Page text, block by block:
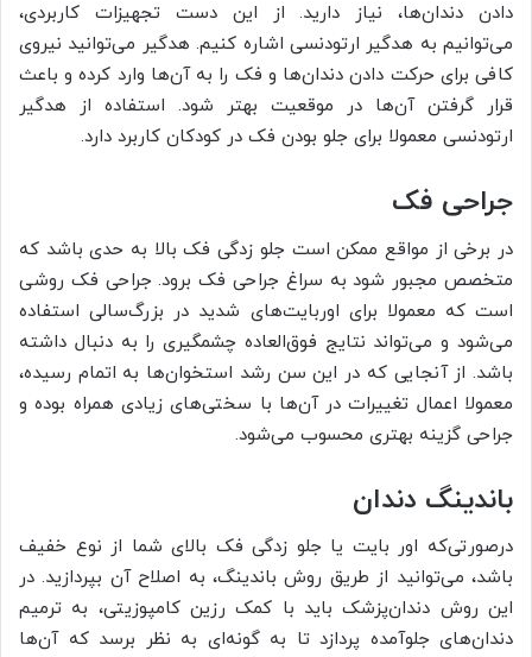
دادن دندان‌ها، نیاز دارید. از این دست تجهیزات کاربردی،
می‌توانیم به هدگیر ارتودنسی اشاره کنیم. هدگیر می‌توانید نیروی
کافی برای حرکت دادن دندان‌ها و فک را به آن‌ها وارد کرده و باعث
قرار گرفتن آن‌ها در موقعیت بهتر شود. استفاده از هدگیر
ارتودنسی معمولا برای جلو بودن فک در کودکان کاربرد دارد.
جراحی فک
در برخی از مواقع ممکن است جلو زدگی فک بالا به حدی باشد که
متخصص مجبور شود به سراغ جراحی فک برود. جراحی فک روشی
است که معمولا برای اوربایت‌های شدید در بزرگ‌سالی استفاده
می‌شود و می‌تواند نتایج فوق‌العاده چشمگیری را به دنبال داشته
باشد. از آنجایی که در این سن رشد استخوان‌ها به اتمام رسیده،
معمولا اعمال تغییرات در آن‌ها با سختی‌های زیادی همراه بوده و
جراحی گزینه بهتری محسوب می‌شود.
باندینگ دندان
درصورتی‌که اور بایت یا جلو زدگی فک بالای شما از نوع خفیف
باشد، می‌توانید از طریق روش باندینگ، به اصلاح آن بپردازید. در
این روش دندان‌پزشک باید با کمک رزین کامپوزیتی، به ترمیم
دندان‌های جلوآمده پردازد تا به گونه‌ای به نظر برسد که آن‌ها